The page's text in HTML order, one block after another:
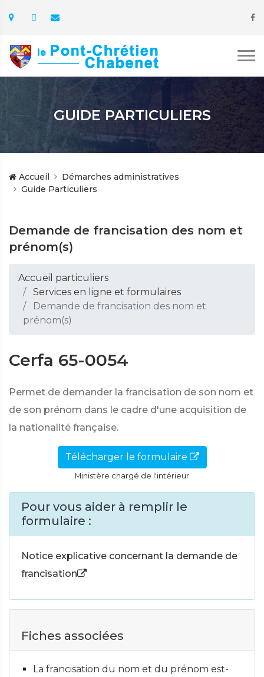
GUIDE PARTICULIERS
Accueil
Démarches administratives
Guide Particuliers
Demande de francisation des nom et
prénom(s)
Accueil particuliers
Services en ligne et formulaires
Demande de francisation des nom et
prénom(s)
Cerfa 65-0054
Permet de demander la francisation de son nom et
de son prénom dans le cadre d'une acquisition de
la nationalité française.
Télécharger le formulaire
Ministère chargé de l'intérieur
Pour vous aider à remplir le
formulaire :
Notice explicative concernant la demande de
francisation
Fiches associées
La francisation du nom et du prénom est-